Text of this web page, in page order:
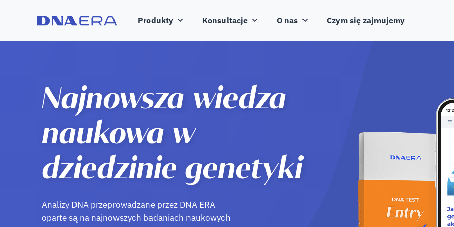
Produkty Konsultacje O nas Czym się zajmujemy
Najnowsza wiedza
naukowa w
dziedzinie genetyki
Analizy DNA przeprowadzane przez DNA ERA
oparte są na najnowszych badaniach naukowych